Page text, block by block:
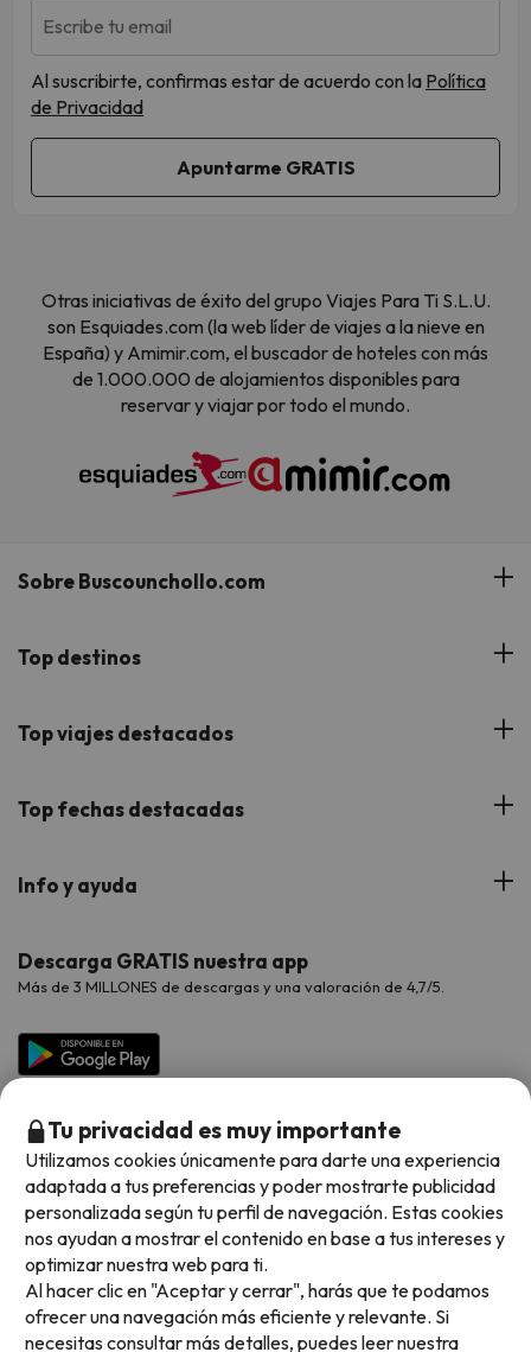
Escribe tu email
Al suscribirte, confirmas estar de acuerdo con la Política
de Privacidad
Otras iniciativas de éxito del grupo Viajes Para Ti S.L.U.
son Esquiades.com (la web líder de viajes a la nieve en
España) y Amimir.com, el buscador de hoteles con más
de 1.000.000 de alojamientos disponibles para
reservar y viajar por todo el mundo.
Sobre Buscounchollo.com
¿Quiénes somos?
Buscounchollo en los medios
Proveedores
Viajes para grupos
Top destinos
Hoteles Andalucía
Hoteles Cataluña
Hoteles Galicia
Hoteles Salou
Top viajes destacados
Viajes con Niños
Viajes de Novios
Chollos con Todo Incluido
Chollos en la playa
Hoteles con toboganes
Selección de la Newsletter
Los favoritos de nuestros clientes
Top fechas destacadas
Verano
Vacaciones en Agosto
Vacaciones en Octubre
Vacaciones en Noviembre
Info y ayuda
Contáctanos
Preguntas frecuentes
Descarga GRATIS nuestra app
Más de 3 MILLONES de descargas y una valoración de 4,7/5.
Métodos de pago disponibles
Tu privacidad es muy importante
Utilizamos cookies únicamente para darte una experiencia
adaptada a tus preferencias y poder mostrarte publicidad
personalizada según tu perfil de navegación. Estas cookies
nos ayudan a mostrar el contenido en base a tus intereses y
optimizar nuestra web para ti.
Al hacer clic en "Aceptar y cerrar", harás que te podamos
ofrecer una navegación más eficiente y relevante. Si
necesitas consultar más detalles, puedes leer nuestra